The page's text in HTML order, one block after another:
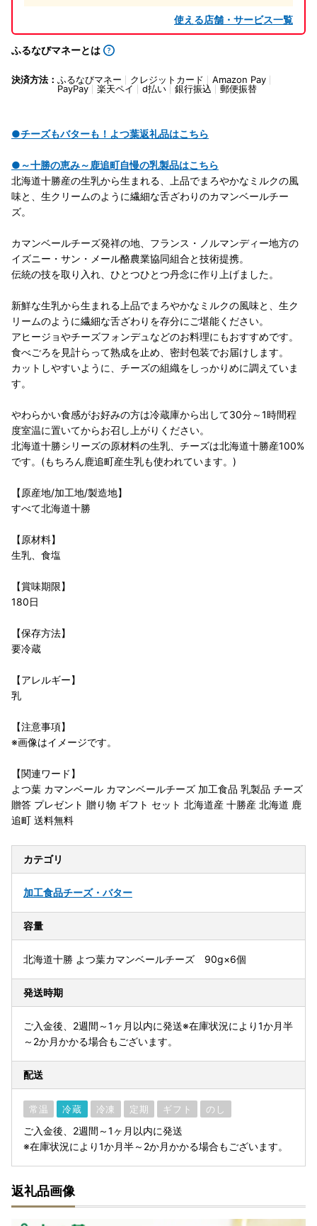
使える店舗・サービス一覧
ふるなびマネーとは
決済方法： ふるなびマネー クレジットカード
Amazon Pay
PayPay
楽天ペイ d払い 銀行振込 郵便振替
●チーズもバターも！よつ葉返礼品はこちら
●～十勝の恵み～鹿追町自慢の乳製品はこちら
北海道十勝産の生乳から生まれる、上品でまろやかなミルクの風
味と、生クリームのように繊細な舌ざわりのカマンベールチー
ズ。
カマンベールチーズ発祥の地、フランス・ノルマンディー地方の
イズニー・サン・メール酪農業協同組合と技術提携。
伝統の技を取り入れ、ひとつひとつ丹念に作り上げました。
新鮮な生乳から生まれる上品でまろやかなミルクの風味と、生ク
リームのように繊細な舌ざわりを存分にご堪能ください。
アヒージョやチーズフォンデュなどのお料理にもおすすめです。
食べごろを見計らって熟成を止め、密封包装でお届けします。
カットしやすいように、チーズの組織をしっかりめに調えていま
す。
やわらかい食感がお好みの方は冷蔵庫から出して30分～1時間程
度室温に置いてからお召し上がりください。
北海道十勝シリーズの原材料の生乳、チーズは北海道十勝産100%
です。(もちろん鹿追町産生乳も使われています。)
【原産地/加工地/製造地】
すべて北海道十勝
【原材料】
生乳、食塩
【賞味期限】
180日
【保存方法】
要冷蔵
【アレルギー】
乳
【注意事項】
※画像はイメージです。
【関連ワード】
よつ葉 カマンベール カマンベールチーズ 加工食品 乳製品 チーズ
贈答 プレゼント 贈り物 ギフト セット 北海道産 十勝産 北海道 鹿
追町 送料無料
カテゴリ
加工食品チーズ・バター
容量
北海道十勝 よつ葉カマンベールチーズ 90g×6個
発送時期
ご入金後、2週間～1ヶ月以内に発送※在庫状況により1か月半
～2か月かかる場合もございます。
配送
常温 冷蔵 冷凍 定期 ギフト のし
ご入金後、2週間～1ヶ月以内に発送
※在庫状況により1か月半～2か月かかる場合もございます。
返礼品画像